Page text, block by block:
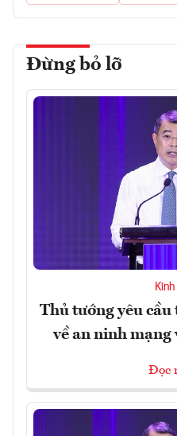
Đừng bỏ lỡ
Thủ tướng yêu
về an ninh mạng
Đọc